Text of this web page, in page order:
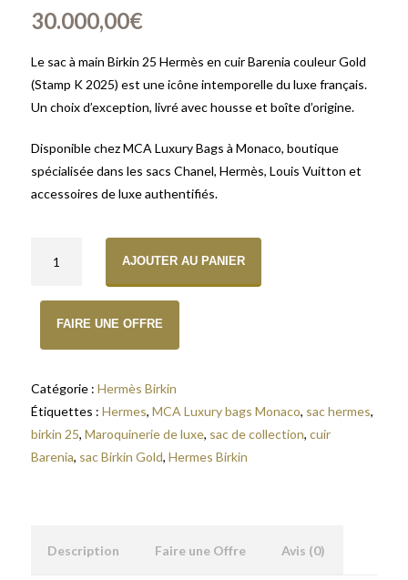
30.000,00€
Le sac à main Birkin 25 Hermès en cuir Barenia couleur Gold
(Stamp K 2025) est une icône intemporelle du luxe français.
Un choix d’exception, livré avec housse et boîte d’origine.
Disponible chez MCA Luxury Bags à Monaco, boutique
spécialisée dans les sacs Chanel, Hermès, Louis Vuitton et
accessoires de luxe authentifiés.
AJOUTER AU PANIER
FAIRE UNE OFFRE
Catégorie : Hermès Birkin
Étiquettes : Hermes, MCA Luxury bags Monaco, sac hermes,
birkin 25, Maroquinerie de luxe, sac de collection, cuir
Barenia, sac Birkin Gold, Hermes Birkin
Description Faire une Offre Avis (0)